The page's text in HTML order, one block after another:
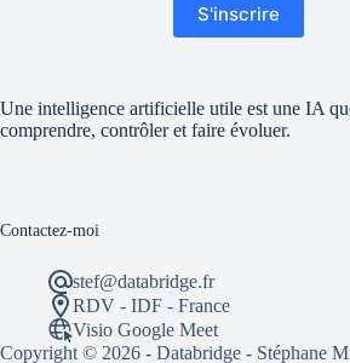
S'inscrire
Une intelligence artificielle utile est une IA
comprendre, contrôler et faire évoluer.
Contactez-moi
stef@databridge.fr
RDV - IDF - France
Visio Google Meet
Copyright © 2026 - Databridge - Stéphane